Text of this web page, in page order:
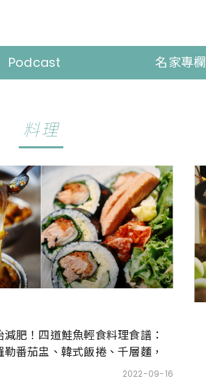
Podcast 名家專欄
料理
肥！四道鮭魚輕食料理食譜：
番茄盅、韓式飯捲、千層麵，
2022-09-16